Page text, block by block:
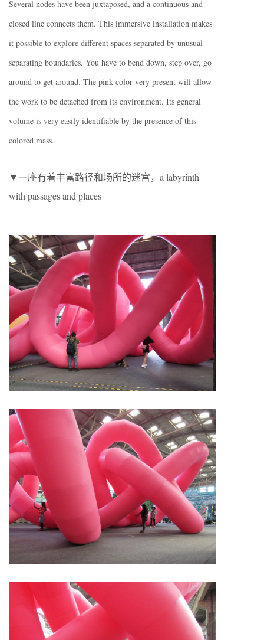
Several nodes have been juxtaposed, and a continuous and
closed line connects them. This immersive installation makes
it possible to explore different spaces separated by unusual
separating boundaries. You have to bend down, step over, go
around to get around. The pink color very present will allow
the work to be detached from its environment. Its general
volume is very easily identifiable by the presence of this
colored mass.
▼一座有着丰富路径和场所的迷宫，a labyrinth
with passages and places